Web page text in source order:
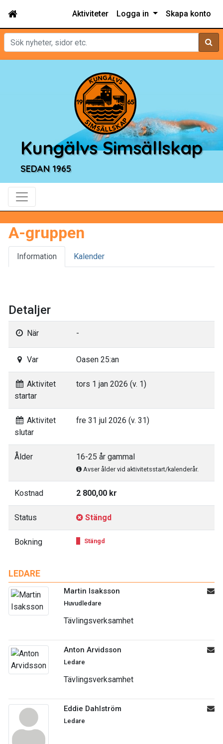
Aktiviteter Logga in Skapa konto
Sök
Kungälvs Simsällskap
SEDAN 1965
LEDARE
Martin Isaksson
Huvudledare
Tävlingsverksamhet
Anton Arvidsson
Ledare
Tävlingsverksamhet
Eddie Dahlström
Ledare
A-gruppen
Information Kalender
Detaljer
När -
Var Oasen 25:an
Aktivitet
startar
tors 1 jan 2026 (v. 1)
Aktivitet
slutar
fre 31 jul 2026 (v. 31)
Ålder 16-25 år gammal
Avser ålder vid aktivitetsstart/kalenderår.
Kostnad 2 800,00 kr
Status Stängd
Bokning Stängd